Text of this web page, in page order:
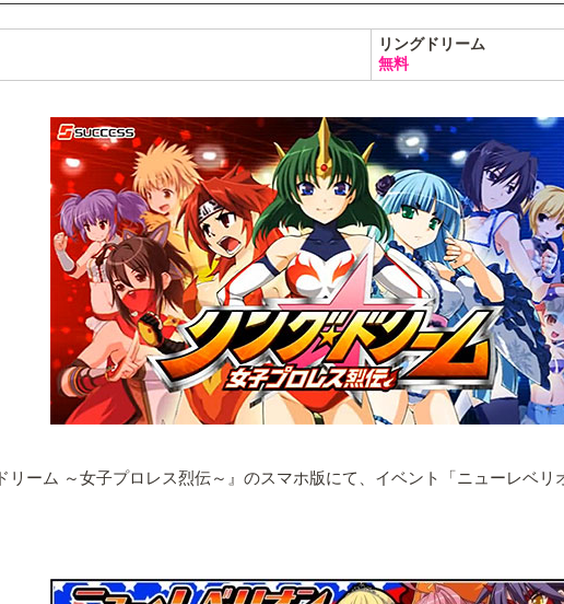
リングドリーム
無料
ーム ～女子プロレス烈伝～』のスマホ版にて、イベント「ニューレベリ